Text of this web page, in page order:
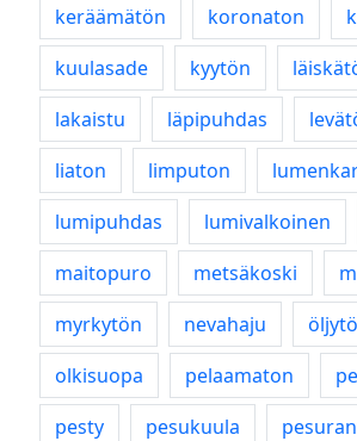
keräämätön
koronaton
kuulasade
kyytön
lakaistu
läpipuhdas
liaton
limputon
lumipuhdas
lumivalkoinen
maitopuro
metsäkoski
myrkytön
nevahaju
olkisuopa
pelaamaton
pesty
pesukuula